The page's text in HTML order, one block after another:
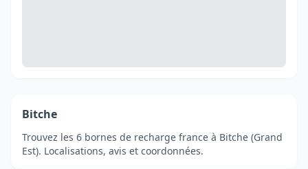
Bitche
Trouvez les 6 bornes de recharge france à Bitche (Grand
Est). Localisations, avis et coordonnées.